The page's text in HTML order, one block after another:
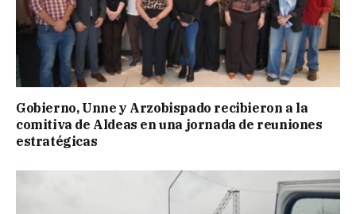
Gobierno, Unne y Arzobispado recibieron a la
comitiva de Aldeas en una jornada de reuniones
estratégicas